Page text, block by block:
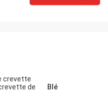
crevette
de
Blé